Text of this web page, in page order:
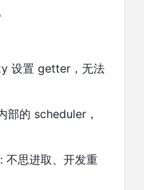
设置 getter，无法
部的 scheduler，
不思进取、开发重